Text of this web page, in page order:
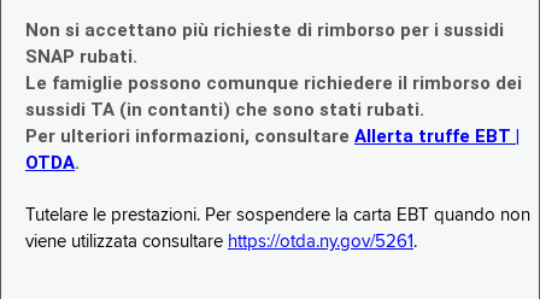
Non si accettano più richieste di rimborso per i sussidi
SNAP rubati.
Le famiglie possono comunque richiedere il rimborso dei
sussidi TA (in contanti) che sono stati rubati.
Per ulteriori informazioni, consultare Allerta truffe EBT |
OTDA.
Tutelare le prestazioni. Per sospendere la carta EBT quando non
viene utilizzata consultare https://otda.ny.gov/5261 .